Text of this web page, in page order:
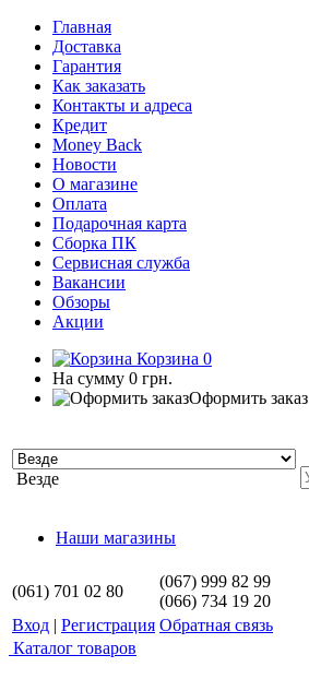
Главная
Доставка
Гарантия
Как заказать
Контакты и адреса
Кредит
Money Back
Новости
О магазине
Оплата
Подарочная карта
Сборка ПК
Сервисная служба
Вакансии
Обзоры
Акции
Корзина 0
На сумму 0 грн.
Оформить заказ
Везде
Наши магазины
(061) 701 02 80
(067) 999 82 99
(066) 734 19 20
Вход | Регистрация Обратная связь
Каталог товаров